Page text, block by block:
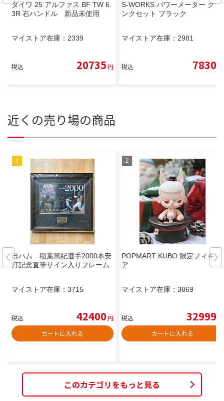
ダイワ 25 アルファス BF TW 6.
3R 右ハンドル 新品未使用
マイストア在庫： 2339
税込 20735円
S-WORKS パワーメーター クラ
ンクセット ブラック
マイストア在庫： 2981
税込 7830
近くの売り場の商品
日ハム 稲葉篤紀選手2000本安
打記念直筆サイン入りフレーム
マイストア在庫： 3715
税込 42400円
カートに入れる
POPMART KUBO 限定フィギュ
ア
マイストア在庫： 3869
税込 32999
カートに入れる
このカテゴリをもっと見る